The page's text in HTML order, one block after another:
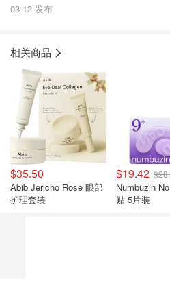
03-12 发布
相关商品
$35.50
Abib Jericho Rose 眼部
护理套装
$19.42
Numbuzin
贴 5片装